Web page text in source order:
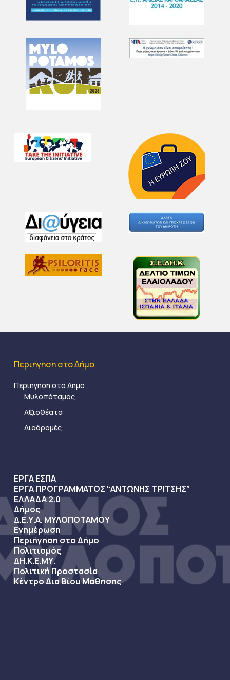
Περιήγηση στο Δήμο
Περιήγηση στο Δήμο
Μυλοπόταμος
Αξιοθέατα
Διαδρομές
ΕΡΓΑ ΕΣΠΑ
ΕΡΓΑ ΠΡΟΓΡΑΜΜΑΤΟΣ “ΑΝΤΩΝΗΣ ΤΡΙΤΣΗΣ”
ΕΛΛΑΔΑ 2.0
Δήμος
Δ.Ε.Υ.Α. ΜΥΛΟΠΟΤΑΜΟΥ
Ενημέρωση
Περιήγηση στο Δήμο
Πολιτισμός
ΔΗ.Κ.Ε.ΜΥ.
Πολιτική Προστασία
Κέντρο Δια Βίου Μάθησης